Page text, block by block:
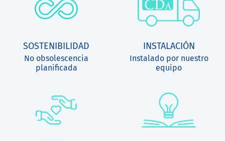
SOSTENIBILIDAD
No obsolescencia
planificada
INSTALACIÓN
Instalado por nuestro
equipo